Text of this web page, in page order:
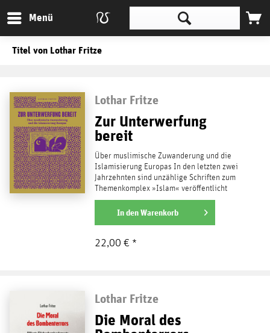
Menü
Titel von Lothar Fritze
Lothar Fritze
Zur Unterwerfung
bereit
Über muslimische Zuwanderung und die
Islamisierung Europas In den letzten zwei
Jahrzehnten sind unzählige Schriften zum
Themenkomplex »Islam« veröffentlicht
worden – nicht...
weiterlesen
In denWarenkorb
22,00 € *
Lothar Fritze
Die Moral des